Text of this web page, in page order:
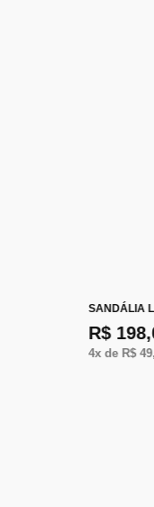
SANDÁLIA
R$
4x de R$